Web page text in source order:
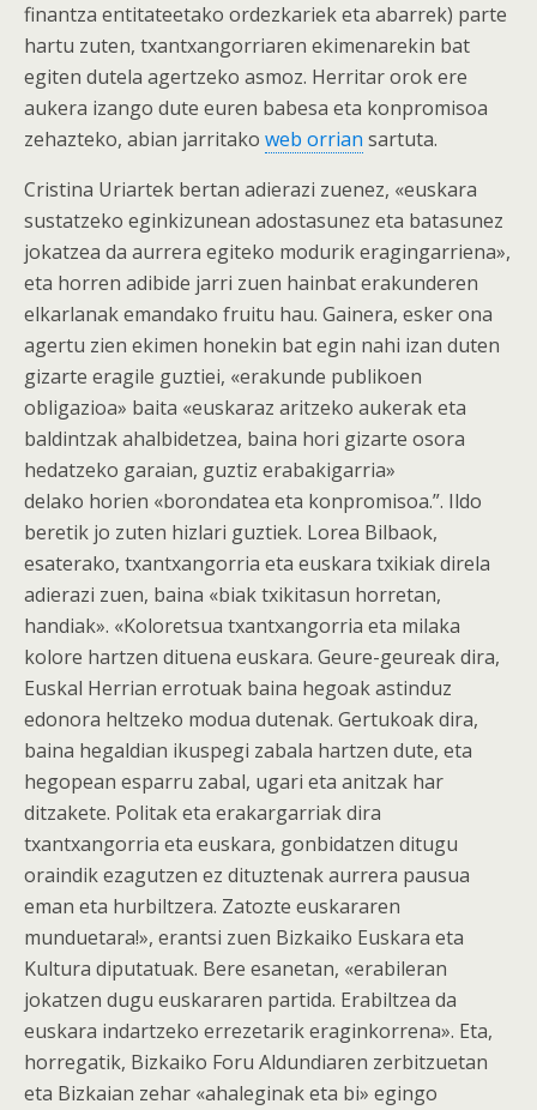
finantza entitateetako ordezkariek eta abarrek) parte
hartu zuten, txantxangorriaren ekimenarekin bat
egiten dutela agertzeko asmoz. Herritar orok ere
aukera izango dute euren babesa eta konpromisoa
zehazteko, abian jarritako web orrian sartuta.
Cristina Uriartek bertan adierazi zuenez, «euskara
sustatzeko eginkizunean adostasunez eta batasunez
jokatzea da aurrera egiteko modurik eragingarriena»,
eta horren adibide jarri zuen hainbat erakunderen
elkarlanak emandako fruitu hau. Gainera, esker ona
agertu zien ekimen honekin bat egin nahi izan duten
gizarte eragile guztiei, «erakunde publikoen
obligazioa» baita «euskaraz aritzeko aukerak eta
baldintzak ahalbidetzea, baina hori gizarte osora
hedatzeko garaian, guztiz erabakigarria»
delako horien «borondatea eta konpromisoa.”. Ildo
beretik jo zuten hizlari guztiek. Lorea Bilbaok,
esaterako, txantxangorria eta euskara txikiak direla
adierazi zuen, baina «biak txikitasun horretan,
handiak». «Koloretsua txantxangorria eta milaka
kolore hartzen dituena euskara. Geure-geureak dira,
Euskal Herrian errotuak baina hegoak astinduz
edonora heltzeko modua dutenak. Gertukoak dira,
baina hegaldian ikuspegi zabala hartzen dute, eta
hegopean esparru zabal, ugari eta anitzak har
ditzakete. Politak eta erakargarriak dira
txantxangorria eta euskara, gonbidatzen ditugu
oraindik ezagutzen ez dituztenak aurrera pausua
eman eta hurbiltzera. Zatozte euskararen
munduetara!», erantsi zuen Bizkaiko Euskara eta
Kultura diputatuak. Bere esanetan, «erabileran
jokatzen dugu euskararen partida. Erabiltzea da
euskara indartzeko errezetarik eraginkorrena». Eta,
horregatik, Bizkaiko Foru Aldundiaren zerbitzuetan
eta Bizkaian zehar «ahaleginak eta bi» egingo